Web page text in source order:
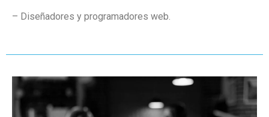
– Diseñadores y programadores web.